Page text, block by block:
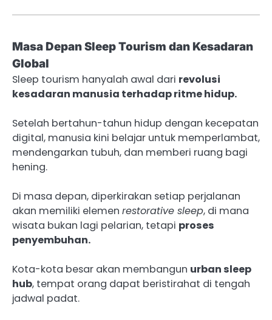
Masa Depan Sleep Tourism dan Kesadaran
Global
Sleep tourism hanyalah awal dari revolusi
kesadaran manusia terhadap ritme hidup.
Setelah bertahun-tahun hidup dengan kecepatan
digital, manusia kini belajar untuk memperlambat,
mendengarkan tubuh, dan memberi ruang bagi
hening.
Di masa depan, diperkirakan setiap perjalanan
akan memiliki elemen restorative sleep, di mana
wisata bukan lagi pelarian, tetapi proses
penyembuhan.
Kota-kota besar akan membangun urban sleep
hub, tempat orang dapat beristirahat di tengah
jadwal padat.